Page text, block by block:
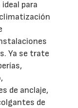
para
Ya se trate
de anclaje,
de